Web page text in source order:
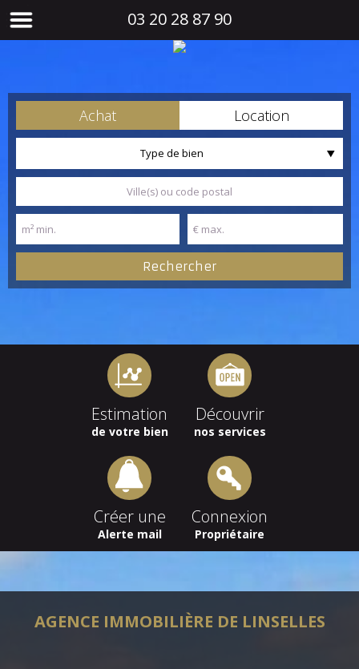
03 20 28 87 90
Achat Location
Type de bien
Estimation
de votre bien
Découvrir
nos services
Créer une
Alerte mail
Connexion
Propriétaire
AGENCE IMMOBILIÈRE DE LINSELLES